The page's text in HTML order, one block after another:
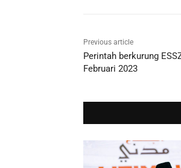
Previous article
Perintah berkurung
Februari 2023